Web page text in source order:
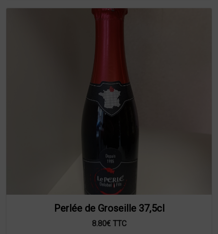
Perlée de Groseille 37,5cl
8.80€ TTC